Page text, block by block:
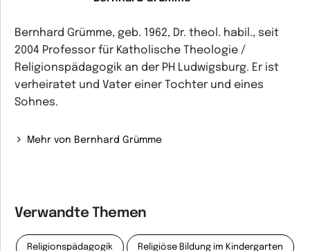
Bernhard Grümme, geb. 1962, Dr. theol. habil., seit
2004 Professor für Katholische Theologie /
Religionspädagogik an der PH Ludwigsburg. Er ist
verheiratet und Vater einer Tochter und eines
Sohnes.
Mehr von Bernhard Grümme
Verwandte Themen
Religionspädagogik Religiöse Bildung im Kindergarten